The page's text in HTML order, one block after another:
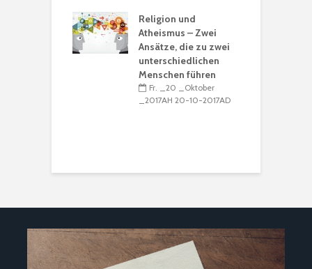
Religion und
Atheismus – Zwei
Ansätze, die zu zwei
unterschiedlichen
Menschen führen
Fr. _20 _Oktober
_2017AH 20-10-2017AD